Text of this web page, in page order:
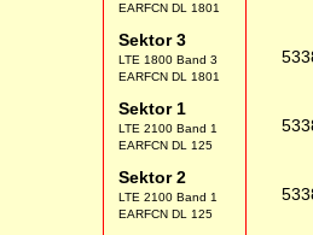
EARFCN DL 1801
Sektor 3
LTE 1800 Band 3
EARFCN DL 1801
Sektor 1
LTE 2100 Band 1
EARFCN DL 125
Sektor 2
LTE 2100 Band 1
EARFCN DL 125